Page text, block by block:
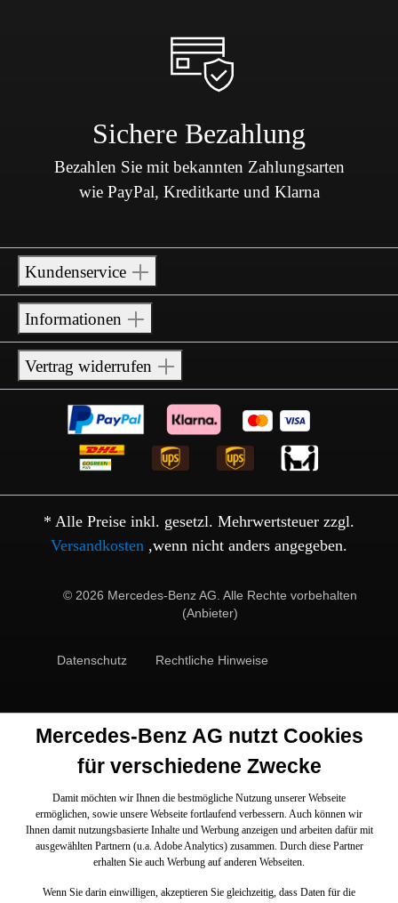
Sichere Bezahlung
Bezahlen Sie mit bekannten Zahlungsarten
wie PayPal, Kreditkarte und Klarna
Kundenservice
Informationen
Vertrag widerrufen
* Alle Preise inkl. gesetzl. Mehrwertsteuer zzgl.
Versandkosten ,wenn nicht anders angegeben.
© 2026 Mercedes-Benz AG. Alle Rechte vorbehalten
(Anbieter)
Datenschutz Rechtliche Hinweise
Mercedes-Benz AG nutzt Cookies
für verschiedene Zwecke
Damit möchten wir Ihnen die bestmögliche Nutzung unserer Webseite
ermöglichen, sowie unsere Webseite fortlaufend verbessern. Auch können wir
Ihnen damit nutzungsbasierte Inhalte und Werbung anzeigen und arbeiten dafür mit
ausgewählten Partnern (u.a. Adobe Analytics) zusammen. Durch diese Partner
erhalten Sie auch Werbung auf anderen Webseiten.
Wenn Sie darin einwilligen, akzeptieren Sie gleichzeitig, dass Daten für die